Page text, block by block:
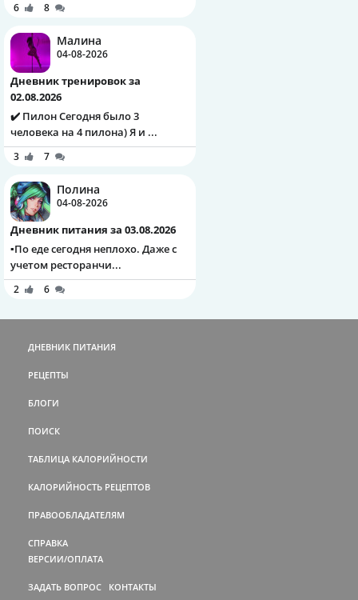
6 8
Малина
04-08-2026
Дневник тренировок за
02.08.2026
✔️ Пилон Сегодня было 3
человека на 4 пилона) Я и ...
3 7
Полина
04-08-2026
Дневник питания за 03.08.2026
▪️По еде сегодня неплохо. Даже с
учетом ресторанчи...
2 6
ДНЕВНИК ПИТАНИЯ
РЕЦЕПТЫ
БЛОГИ
ПОИСК
ТАБЛИЦА КАЛОРИЙНОСТИ
КАЛОРИЙНОСТЬ РЕЦЕПТОВ
ПРАВООБЛАДАТЕЛЯМ
СПРАВКА
ВЕРСИИ/ОПЛАТА
ЗАДАТЬ ВОПРОС КОНТАКТЫ